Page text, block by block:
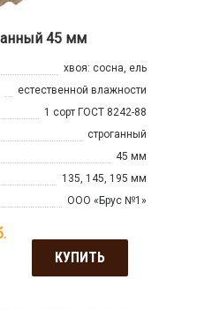
45 мм
хвоя: сосна, ель
естественной влажности
1 сорт ГОСТ 8242-88
строганный
45 мм
135, 145, 195 мм
ООО «Брус №1»
КУПИТЬ